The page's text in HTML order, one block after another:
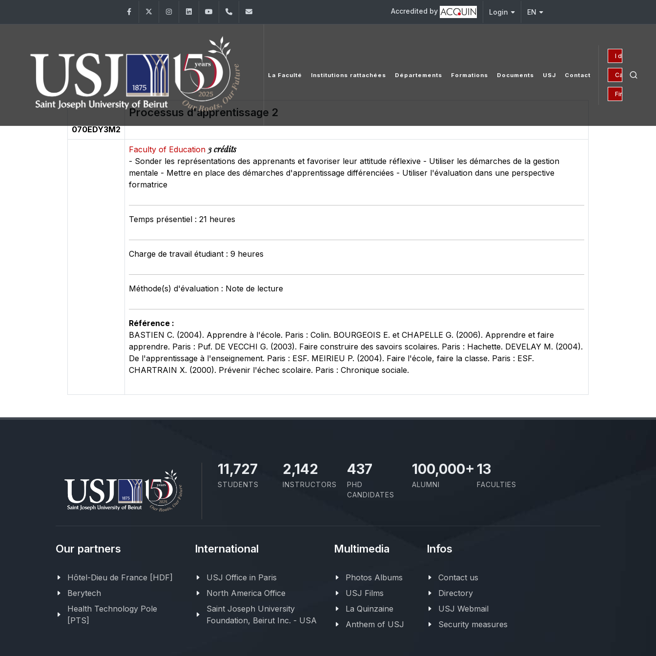
FacebookTwitter InstagramLinkedInYouTube+961 (1) 421 548 Accredited by Login EN
I donate
Campaign
Financial Aid
La Faculté Institutions rattachées Départements Formations Documents USJ Contact
070EDY3M2
Processus d'apprentissage 2
Faculty of Education 3 crédits
- Sonder les représentations des apprenants et favoriser leur attitude réflexive - Utiliser les démarches de la gestion
mentale - Mettre en place des démarches d'apprentissage différenciées - Utiliser l'évaluation dans une perspective
formatrice
Temps présentiel : 21 heures
Charge de travail étudiant : 9 heures
Méthode(s) d'évaluation : Note de lecture
Référence :
BASTIEN C. (2004). Apprendre à l'école. Paris : Colin. BOURGEOIS E. et CHAPELLE G. (2006). Apprendre et faire
apprendre. Paris : Puf. DE VECCHI G. (2003). Faire construire des savoirs scolaires. Paris : Hachette. DEVELAY M. (2004).
De l'apprentissage à l'enseignement. Paris : ESF. MEIRIEU P. (2004). Faire l'école, faire la classe. Paris : ESF.
CHARTRAIN X. (2000). Prévenir l'échec scolaire. Paris : Chronique sociale.
11,727
STUDENTS
2,142
INSTRUCTORS
437
PHD
CANDIDATES
100,000+
ALUMNI
13
FACULTIES
Our partners
Hôtel-Dieu de France [HDF]
Berytech
Health Technology Pole
[PTS]
International
USJ Office in Paris
North America Office
Saint Joseph University
Foundation, Beirut Inc. - USA
Multimedia
Photos Albums
USJ Films
La Quinzaine
Anthem of USJ
Infos
Contact us
Directory
USJ Webmail
Security measures